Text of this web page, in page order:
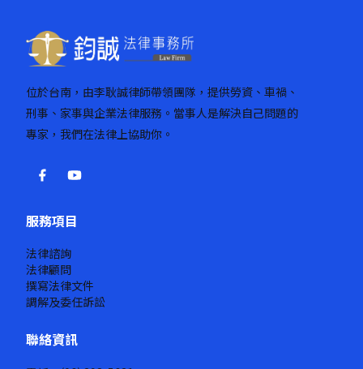
位於台南，由李耿誠律師帶領團隊，提供勞資、車禍、
刑事、家事與企業法律服務。當事人是解決自己問題的
專家，我們在法律上協助你。
服務項目
法律諮詢
法律顧問
撰寫法律文件
調解及委任訴訟
聯絡資訊